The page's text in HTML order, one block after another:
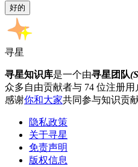
好的
寻星
寻星知识库是一个由寻星团队
众多自由贡献者与 74 位注册用
感谢你和大家共同参与知识贡献
隐私政策
关于寻星
免责声明
版权信息